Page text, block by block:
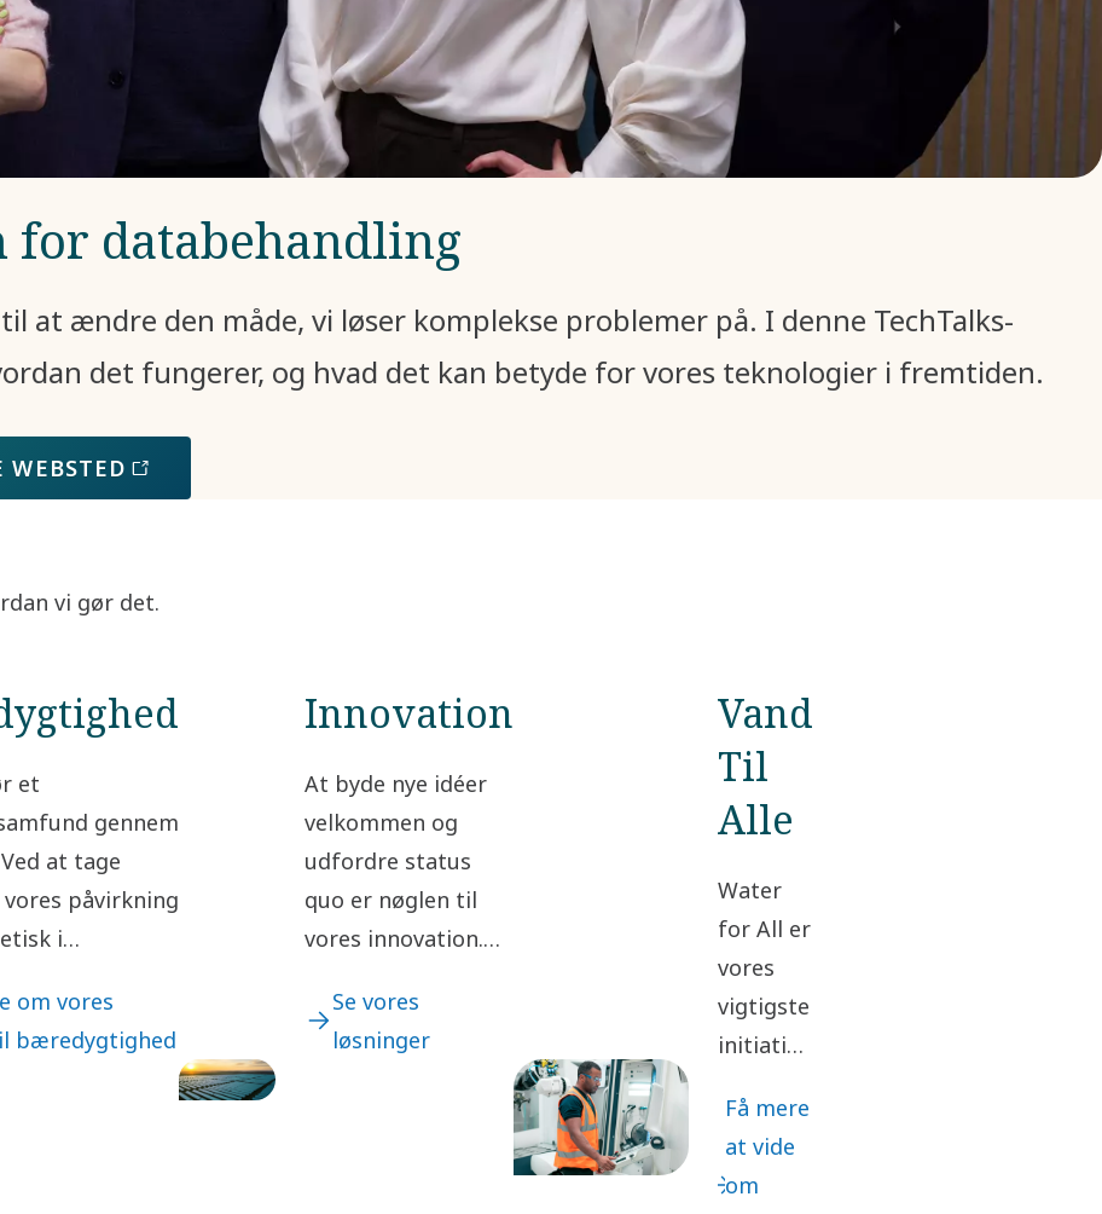
databehandling
ændre den måde, vi løser komplekse problemer på. I denne TechTalks-
det fungerer, og hvad det kan betyde for vores teknologier i fremtiden.
WEBSTED
vi gør det.
et
gennem
at tage
påvirkning
i
for
og
om vores
bæredygtighed
Innovation
At byde nye idéer
velkommen og
udfordre status
quo er nøglen til
vores innovation.
løbende
forbedringer – og
Se vores
løsninger
Vand
Til
Alle
Water
for All er
vores
vigtigste
initiativ
engagement
lokalsamfundet,
Få mere
at vide
om